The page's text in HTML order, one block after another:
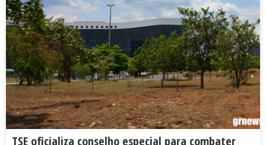
TSE oficializa conselho especial para combater